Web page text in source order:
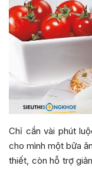
Chỉ cần vài phút
cho mình một bữa
thiết, còn hỗ trợ